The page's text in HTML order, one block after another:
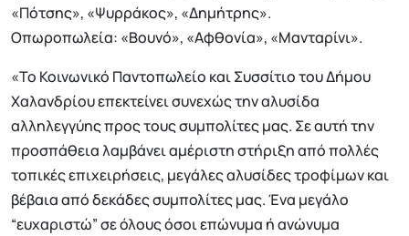
«Πότσης», «Ψυρράκος», «Δημήτρης».
Οπωροπωλεία: «Βουνό», «Αφθονία», «Μανταρίνι».
«Το Κοινωνικό Παντοπωλείο και Συσσίτιο του Δήμου
Χαλανδρίου επεκτείνει συνεχώς την αλυσίδα
αλληλεγγύης προς τους συμπολίτες μας. Σε αυτή την
προσπάθεια λαμβάνει αμέριστη στήριξη από πολλές
τοπικές επιχειρήσεις, μεγάλες αλυσίδες τροφίμων και
βέβαια από δεκάδες συμπολίτες μας. Ένα μεγάλο
“ευχαριστώ” σε όλους όσοι επώνυμα ή ανώνυμα